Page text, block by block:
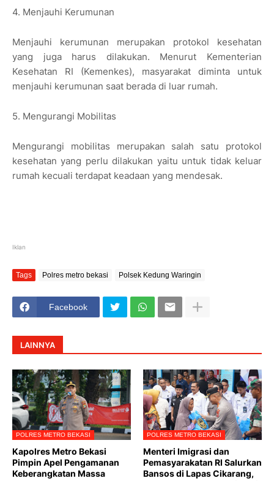
4. Menjauhi Kerumunan
Menjauhi kerumunan merupakan protokol kesehatan
yang juga harus dilakukan. Menurut Kementerian
Kesehatan RI (Kemenkes), masyarakat diminta untuk
menjauhi kerumunan saat berada di luar rumah.
5. Mengurangi Mobilitas
Mengurangi mobilitas merupakan salah satu protokol
kesehatan yang perlu dilakukan yaitu untuk tidak keluar
rumah kecuali terdapat keadaan yang mendesak.
Iklan
Tags Polres metro bekasi Polsek Kedung Waringin
Facebook
LAINNYA
POLRES METRO BEKASI
Kapolres Metro Bekasi
Pimpin Apel Pengamanan
Keberangkatan Massa
POLRES METRO BEKASI
Menteri Imigrasi dan
Pemasyarakatan RI Salurkan
Bansos di Lapas Cikarang,